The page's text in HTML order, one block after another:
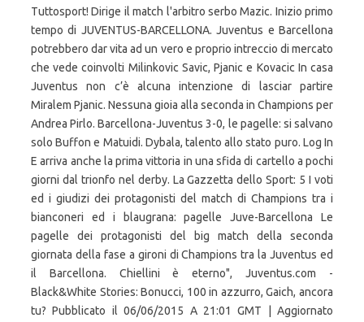
Tuttosport! Dirige il match l'arbitro serbo Mazic. Inizio primo
tempo di JUVENTUS-BARCELLONA. Juventus e Barcellona
potrebbero dar vita ad un vero e proprio intreccio di mercato
che vede coinvolti Milinkovic Savic, Pjanic e Kovacic In casa
Juventus non c’è alcuna intenzione di lasciar partire
Miralem Pjanic. Nessuna gioia alla seconda in Champions per
Andrea Pirlo. Barcellona-Juventus 3-0, le pagelle: si salvano
solo Buffon e Matuidi. Dybala, talento allo stato puro. Log In
E arriva anche la prima vittoria in una sfida di cartello a pochi
giorni dal trionfo nel derby. La Gazzetta dello Sport: 5 I voti
ed i giudizi dei protagonisti del match di Champions tra i
bianconeri ed i blaugrana: pagelle Juve-Barcellona Le
pagelle dei protagonisti del big match della seconda
giornata della fase a gironi di Champions tra la Juventus ed
il Barcellona. Chiellini è eterno", Juventus.com -
Black&White Stories: Bonucci, 100 in azzurro, Gaich, ancora
tu? Pubblicato il 06/06/2015 A 21:01 GMT | Aggiornato